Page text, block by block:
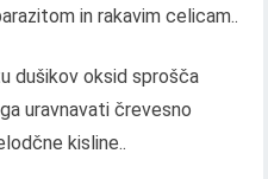
in rakavim celicam..
dušikov oksid sprošča
uravnavati črevesno
kisline..